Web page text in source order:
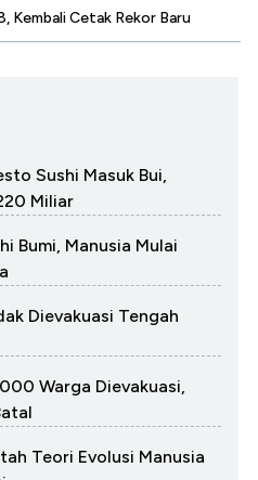
Kembali Cetak Rekor Baru
Sushi Masuk Bui,
Miliar
Bumi, Manusia Mulai
Dievakuasi Tengah
Warga Dievakuasi,
Teori Evolusi Manusia